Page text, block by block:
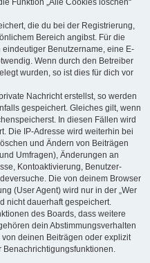
Funktion „Alle Cookies löschen“
die du bei der Registrierung,
Bereich angibst. Für die
Benutzername, eine E-
Wenn durch den Betreiber
wurden, so ist dies für dich vor
Nachricht erstellst, so werden
gespeichert. Gleiches gilt, wenn
In diesen Fällen wird
Die IP-Adresse wird weiterhin bei
und Ändern von Beiträgen
Umfragen), Änderungen an
Kontoaktivierung, Benutzer-
Die von deinem Browser
(User Agent) wird nur in der „Wer
nicht dauerhaft gespeichert.
des Boards, dass weitere
dein Abstimmungsverhalten
deinen Beiträgen oder explizit